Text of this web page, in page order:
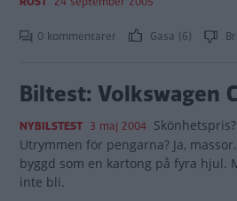
0 kommentarer Gasa (6)
Biltest: Volkswagen
NYBILSTEST 3 maj 2004
Utrymmen för pengarna? Ja,
byggd som en kartong på fyra hjul.
inte bli.